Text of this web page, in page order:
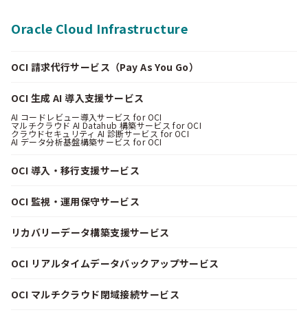
Oracle Cloud Infrastructure
OCI 請求代行サービス（Pay As You Go）
OCI 生成 AI 導入支援サービス
AI コードレビュー導入サービス for OCI
マルチクラウド AI Datahub 構築サービス for OCI
クラウドセキュリティ AI 診断サービス for OCI
AI データ分析基盤構築サービス for OCI
OCI 導入・移行支援サービス
OCI 監視・運用保守サービス
リカバリーデータ構築支援サービス
OCI リアルタイムデータバックアップサービス
OCI マルチクラウド閉域接続サービス